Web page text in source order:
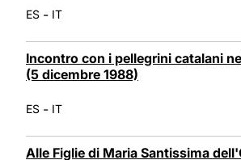
ES - IT
Incontro con i pellegrini catalani
(5 dicembre 1988)
ES - IT
Alle Figlie di Maria Santissima